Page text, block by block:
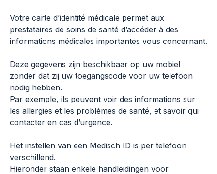
Votre carte d’identité médicale permet aux
prestataires de soins de santé d’accéder à des
informations médicales importantes vous concernant.
Deze gegevens zijn beschikbaar op uw mobiel
zonder dat zij uw toegangscode voor uw telefoon
nodig hebben.
Par exemple, ils peuvent voir des informations sur
les allergies et les problèmes de santé, et savoir qui
contacter en cas d’urgence.
Het instellen van een Medisch ID is per telefoon
verschillend.
Hieronder staan enkele handleidingen voor